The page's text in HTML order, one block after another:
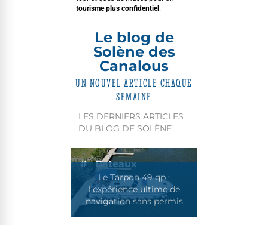
tourisme plus con­fi­den­tiel.
Le blog de
Solène des
Canalous
UN NOUVEL ARTICLE CHAQUE
SEMAINE
LES DERNIERS ARTICLES
DU BLOG DE SOLÈNE
Bateaux
Le Tarpon 49 qp :
l’expérience ultime de
navigation sans permis